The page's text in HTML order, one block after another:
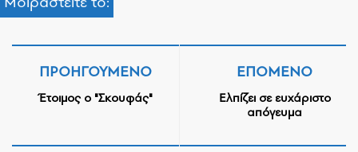
ΠΡΟΗΓΟΎΜΕΝΟ
Έτοιμος ο "Σκουφάς"
ΕΠΌΜΕΝΟ
Ελπίζει σε ευχάριστο
απόγευμα